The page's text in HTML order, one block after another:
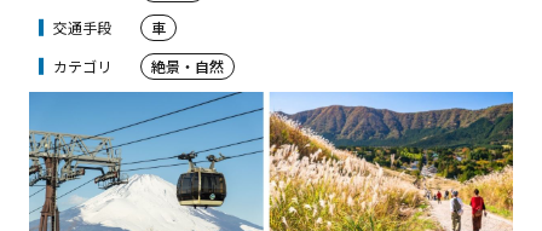
交通手段
車
カテゴリ
絶景・自然